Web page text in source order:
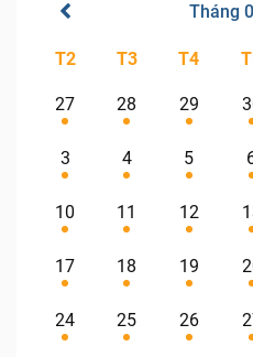
Tháng
T2 T3 T4
27 28 29
3 4 5
10 11 12
17 18 19
24 25 26